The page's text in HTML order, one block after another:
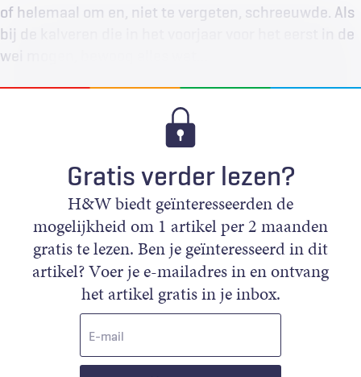
of helemaal om en, niet te vergeten, schreeuwde. Als
bij de kalveren die in het voorjaar voor het eerst in de
wei mogen, bewoog alles wat…
Gratis verder lezen?
H&W biedt geïnteresseerden de
mogelijkheid om 1 artikel per 2 maanden
gratis te lezen. Ben je geïnteresseerd in dit
artikel? Voer je e-mailadres in en ontvang
het artikel gratis in je inbox.